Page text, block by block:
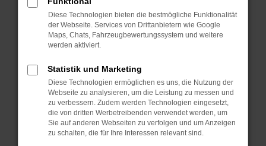
Fenster?
Starte dein Gerät neu.
Das kann manchmal helfen, vorübergehende
Probleme zu beheben.
Stelle sicher, dass dein Browser und dein
Betriebssystem auf dem neuesten Stand
sind.
Veraltete Software birgt nicht nur ein
Sicherheitsrisiko, sondern kann auch dazu
führen, dass bestimmte Funktionen nicht mehr
Diese Technologien bieten die bestmögliche Funktionalität
der Webseite. Services von Drittanbietern wie Google
Maps, Chats, Fahrzeugbewertungssystem und weitere
werden aktiviert.
Statistik und Marketing
Diese Technologien ermöglichen es uns, die Nutzung der
Webseite zu analysieren, um die Leistung zu messen und
zu verbessern. Zudem werden Technologien eingesetzt,
die von dritten Werbetreibenden verwendet werden, um
Sie auf anderen Webseiten zu verfolgen und um Anzeigen
zu schalten, die für Ihre Interessen relevant sind.